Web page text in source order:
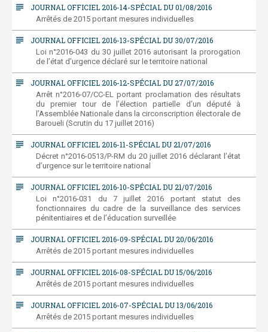
subject JOURNAL OFFICIEL 2016-14-SPÉCIAL DU 01/08/2016
Arrêtés de 2015 portant mesures individuelles
subject JOURNAL OFFICIEL 2016-13-SPÉCIAL DU 30/07/2016
Loi n°2016-043 du 30 juillet 2016 autorisant la prorogation
de l’état d’urgence déclaré sur le territoire national
subject JOURNAL OFFICIEL 2016-12-SPÉCIAL DU 27/07/2016
Arrêt n°2016-07/CC-EL portant proclamation des résultats
du premier tour de l’élection partielle d’un député à
l’Assemblée Nationale dans la circonscription électorale de
Baroueli (Scrutin du 17 juillet 2016)
subject JOURNAL OFFICIEL 2016-11-SPÉCIAL DU 21/07/2016
Décret n°2016-0513/P-RM du 20 juillet 2016 déclarant l’état
d’urgence sur le territoire national
subject JOURNAL OFFICIEL 2016-10-SPÉCIAL DU 21/07/2016
Loi n°2016-031 du 7 juillet 2016 portant statut des
fonctionnaires du cadre de la surveillance des services
pénitentiaires et de l’éducation surveillée
subject JOURNAL OFFICIEL 2016-09-SPÉCIAL DU 20/06/2016
Arrêtés de 2015 portant mesures individuelles
subject JOURNAL OFFICIEL 2016-08-SPÉCIAL DU 15/06/2016
Arrêtés de 2015 portant mesures individuelles
subject JOURNAL OFFICIEL 2016-07-SPÉCIAL DU 13/06/2016
Arrêtés de 2015 portant mesures individuelles